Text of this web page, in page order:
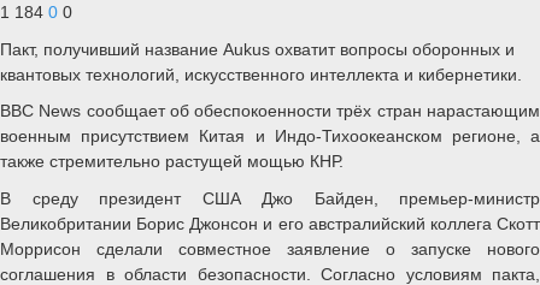
1 184 0 0
Пакт, получивший название Aukus охватит вопросы оборонных и
квантовых технологий, искусственного интеллекта и кибернетики.
BBC News сообщает об обеспокоенности трёх стран нарастающим
военным присутствием Китая и Индо-Тихоокеанском регионе, а
также стремительно растущей мощью КНР.
В среду президент США Джо Байден, премьер-министр
Великобритании Борис Джонсон и его австралийский коллега Скотт
Моррисон сделали совместное заявление о запуске нового
соглашения в области безопасности. Согласно условиям пакта,